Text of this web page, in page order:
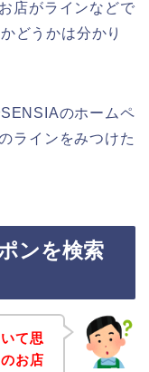
店がラインなどで
どうかは分かり
のホームペ
ラインをみつけた
ンを検索
て思
お店